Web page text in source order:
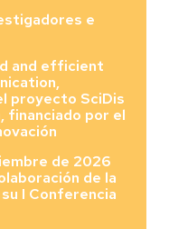
e
and efficient
proyecto SciDis
financiado por el
de 2026
de la
I Conferencia